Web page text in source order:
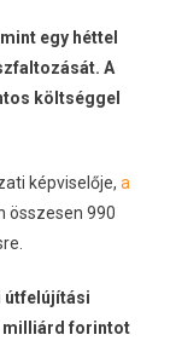
egy héttel
A
költséggel
képviselője, a
összesen 990
útfelújítási
milliárd forintot